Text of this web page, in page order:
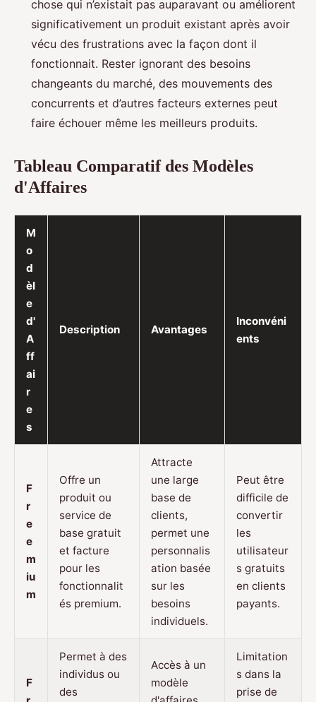
chose qui n’existait pas auparavant ou améliorent
significativement un produit existant après avoir
vécu des frustrations avec la façon dont il
fonctionnait. Rester ignorant des besoins
changeants du marché, des mouvements des
concurrents et d’autres facteurs externes peut
faire échouer même les meilleurs produits.
Tableau Comparatif des Modèles
d'Affaires
M
o
d
èl
e
d'
A
ff
ai
r
e
s
Description Avantages
Inconvéni
ents
F
r
e
e
m
iu
m
Offre un
produit ou
service de
base gratuit
et facture
pour les
fonctionnalit
és premium.
Attracte
une large
base de
clients,
permet une
personnalis
ation basée
sur les
besoins
individuels.
Peut être
difficile de
convertir
les
utilisateur
s gratuits
en clients
payants.
F
Permet à des
individus ou
des
Accès à un
modèle
Limitation
s dans la
prise de